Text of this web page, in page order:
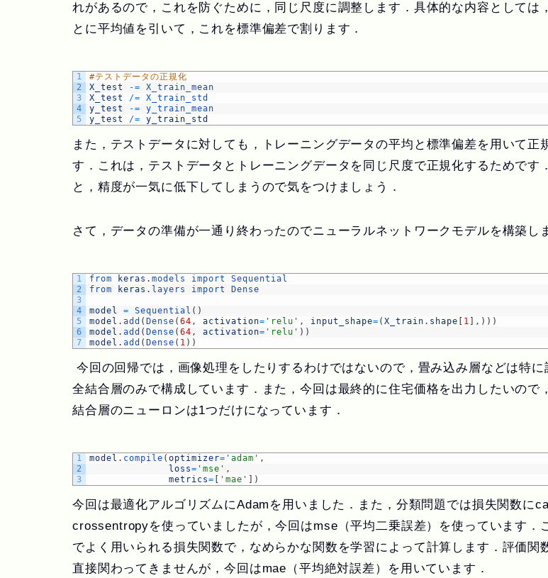
れがあるので，これを防ぐために，同じ尺度に調整します．具体的な内容としては
とに平均値を引いて，これを標準偏差で割ります．
1
2
3
4
5
#テストデータの正規化
X_test
-=
X_train_mean
X_test
/=
X_train_std
y_test
-=
y_train_mean
y_test
/= y_train_std
また，テストデータに対しても，トレーニングデータの平均と標準偏差を用いて正
す．これは，テストデータとトレーニングデータを同じ尺度で正規化するためです
と，精度が一気に低下してしまうので気をつけましょう．
さて，データの準備が一通り終わったのでニューラルネットワークモデルを構築し
1
2
3
4
5
6
7
from keras . models import Sequential
from
keras . layers import Dense
model = Sequential ( )
model . add ( Dense ( 64 , activation= 'relu' , input_shape= ( X_train . shape 1 , ) ) )
model . add ( Dense ( 64 , activation= 'relu' ) )
model . add ( Dense ( 1 ) )
今回の回帰では，画像処理をしたりするわけではないので，畳み込み層などは特に
全結合層のみで構成しています．また，今回は最終的に住宅価格を出力したいので
結合層のニューロンは1つだけになっています．
1
2
3
model . compile ( optimizer= 'adam' ,
loss= 'mse' ,
metrics= 'mae' )
今回は最適化アルゴリズムにAdamを用いました．また，分類問題では損失関数に
crossentropyを使っていましたが，今回はmse（平均二乗誤差）を使っています．
でよく用いられる損失関数で，なめらかな関数を学習によって計算します．評価関
直接関わってきませんが，今回はmae（平均絶対誤差）を用いています．